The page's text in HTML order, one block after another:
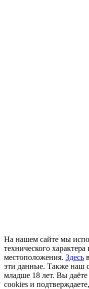
На нашем сайте мы
технического
местоположения. Здесь
эти данные. Также наш
младше 18 лет. Вы даёте
cookies и